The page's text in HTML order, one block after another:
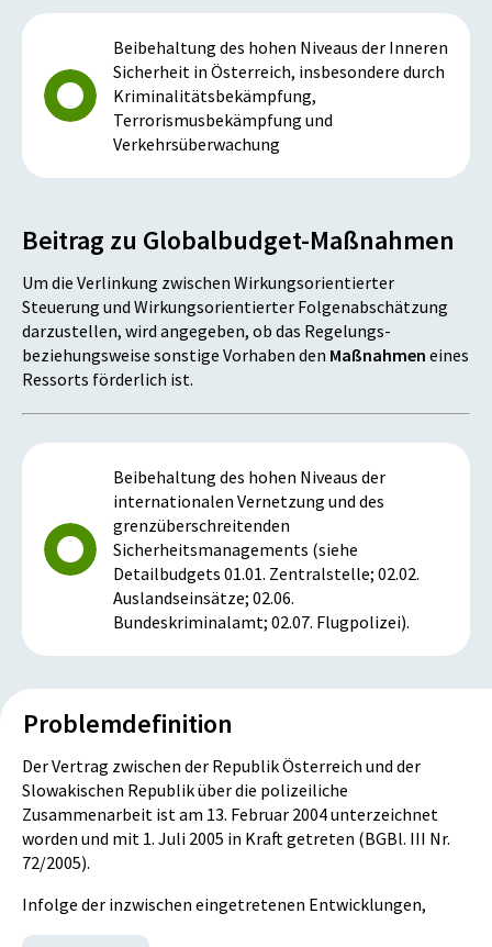
Beibehaltung des hohen Niveaus der Inneren
Sicherheit in Österreich, insbesondere durch
Kriminalitätsbekämpfung,
Terrorismusbekämpfung und
Verkehrsüberwachung
Beitrag zu Globalbudget-Maßnahmen
Um die Verlinkung zwischen Wirkungsorientierter
Steuerung und Wirkungsorientierter Folgenabschätzung
darzustellen, wird angegeben, ob das Regelungs-
beziehungsweise sonstige Vorhaben den Maßnahmen eines
Ressorts förderlich ist.
Beibehaltung des hohen Niveaus der
internationalen Vernetzung und des
grenzüberschreitenden
Sicherheitsmanagements (siehe
Detailbudgets 01.01. Zentralstelle; 02.02.
Auslandseinsätze; 02.06.
Bundeskriminalamt; 02.07. Flugpolizei).
Problemdefinition
Der Vertrag zwischen der Republik Österreich und der
Slowakischen Republik über die polizeiliche
Zusammenarbeit ist am 13. Februar 2004 unterzeichnet
worden und mit 1. Juli 2005 in Kraft getreten (BGBl. III Nr.
72/2005).
Infolge der inzwischen eingetretenen Entwicklungen,